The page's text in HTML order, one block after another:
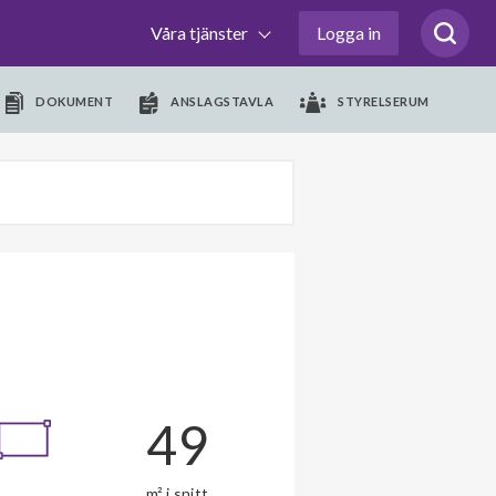
Våra tjänster Logga in
DOKUMENT ANSLAGSTAVLA STYRELSERUM
49